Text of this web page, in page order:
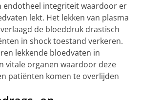
endotheel integriteit waardoor er
lekt. Het lekken van plasma
de bloeddruk drastisch
in shock toestand verkeren.
lekkende bloedvaten in
vitale organen waardoor deze
patiënten komen te overlijden